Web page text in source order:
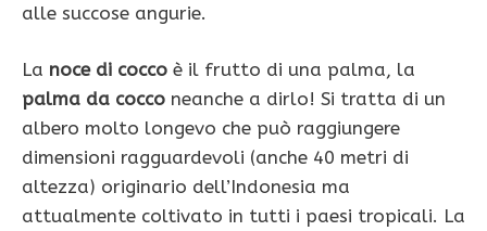
alle succose angurie.
La noce di cocco è il frutto di una palma, la
palma da cocco neanche a dirlo! Si tratta di un
albero molto longevo che può raggiungere
dimensioni ragguardevoli (anche 40 metri di
altezza) originario dell’Indonesia ma
attualmente coltivato in tutti i paesi tropicali. La